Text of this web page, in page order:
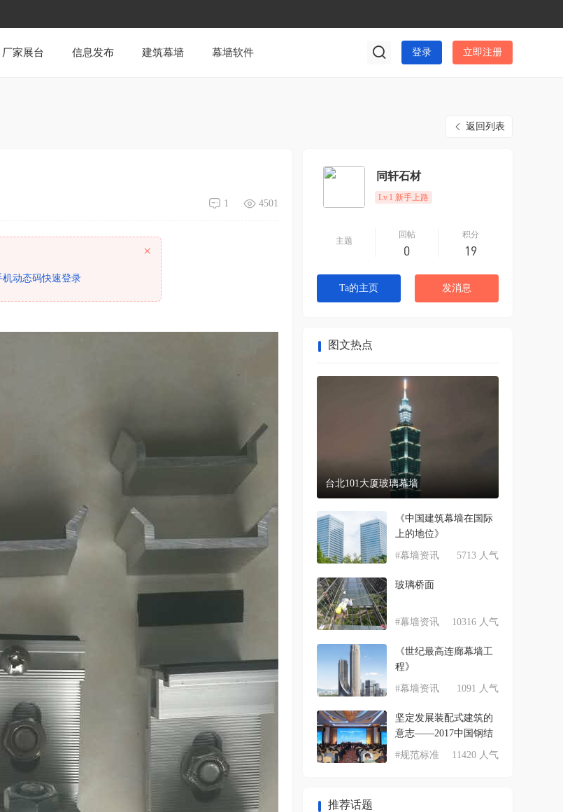
厂家展台 信息发布 建筑幕墙 幕墙软件 登录 立即注册
返回列表
4501
1
×
同轩石材
Lv.1 新手上路
主题
回帖
0
积分
19
Ta的主页 发消息
图文热点
台北101大厦玻璃幕墙
《中国建筑幕墙在国际
上的地位》
5713 人气
#幕墙资讯
玻璃桥面
10316 人气
#幕墙资讯
《世纪最高连廊幕墙工
程》
1091 人气
#幕墙资讯
坚定发展装配式建筑的
意志——2017中国钢结
11420 人气
#规范标准
推荐话题